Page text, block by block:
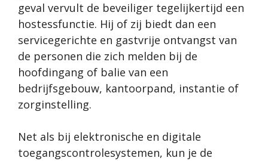
geval vervult de beveiliger tegelijkertijd een
hostessfunctie. Hij of zij biedt dan een
servicegerichte en gastvrije ontvangst van
de personen die zich melden bij de
hoofdingang of balie van een
bedrijfsgebouw, kantoorpand, instantie of
zorginstelling.
Net als bij elektronische en digitale
toegangscontrolesystemen, kun je de